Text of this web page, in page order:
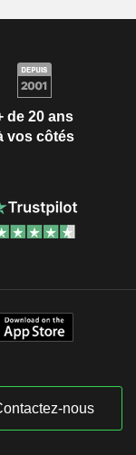
de 20 ans
vos côtés
nous